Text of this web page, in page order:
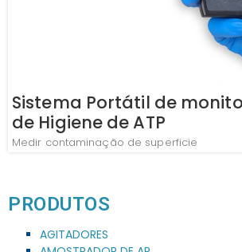
Sistema Portátil de
de Higiene de ATP
Medir contaminação de superficie
PRODUTOS
AGITADORES